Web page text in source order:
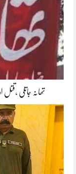
تھانہ جاتلی